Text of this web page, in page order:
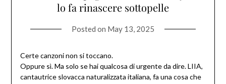
lo fa rinascere sottopelle
Posted on May 13, 2025
Certe canzoni non si toccano.
Oppure sì. Ma solo se hai qualcosa di urgente da dire. LIIA,
cantautrice slovacca naturalizzata italiana, fa una cosa che